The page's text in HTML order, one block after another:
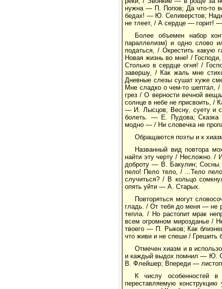
нужна — П. Попов; Да что-то
бедах! — Ю. Селиверстов;
не тлеет, / А сердце — горит!
Более объемен набор
параллелизм) и одно слово
податься, / Окрестить
Новая жизнь во мне! /
Столько в сердце огня! /
завершу, / Как жаль мне
Дневные слезы сушат хуже
Мне сладко о чем-то шептал, /
грез / О верности вечной
солнце в небе не присвоить, /
— И. Лысцов; Весну, суету и
болеть. — Е. Пудова; Сказка
модно — / Ни словечка не
Обращаются поэты и к
Названный вид повтора
найти эту черту / Несложно. /
доброту — В. Бакулин;
пело! Пело тело, / ...Тело
случиться? / В кольцо
опять уйти — А. Старых.
Повторяться могут
гладь. / От тебя до меня — не
тепла. / Но растопит мрак
всем огромном мирозданье /
твоего — П. Рыков; Как
что живи и не спеши /
Отмечен хиазм и в
и каждый выдох помнил — Ю.
В. Флейшер; Впереди —
К числу особенностей
переставляемую